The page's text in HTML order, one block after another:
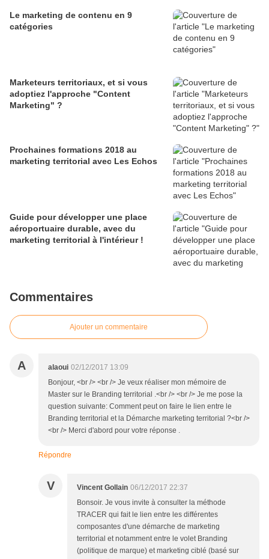
Le marketing de contenu en 9
catégories
Marketeurs territoriaux, et si vous
adoptiez l'approche "Content
Marketing" ?
Prochaines formations 2018 au
marketing territorial avec Les Echos
Guide pour développer une place
aéroportuaire durable, avec du
marketing territorial à l'intérieur !
Commentaires
Ajouter un commentaire
A alaoui 02/12/2017 13:09
Bonjour, <br /> <br /> Je veux réaliser mon mémoire de
Master sur le Branding territorial .<br /> <br /> Je me pose la
question suivante: Comment peut on faire le lien entre le
Branding territorial et la Démarche marketing territorial ?<br />
<br /> Merci d'abord pour votre réponse .
Répondre
V Vincent Gollain 06/12/2017 22:37
Bonsoir. Je vous invite à consulter la méthode
TRACER qui fait le lien entre les différentes
composantes d'une démarche de marketing
territorial et notamment entre le volet Branding
(politique de marque) et marketing ciblé (basé sur